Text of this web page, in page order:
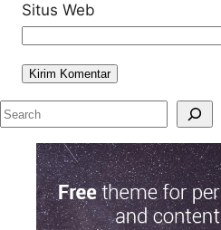
Situs Web
S